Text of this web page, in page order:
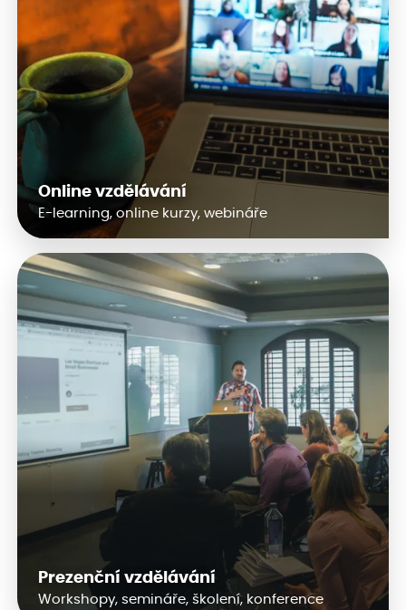
Online vzdělávání
E-learning, online kurzy, webináře
Prezenční vzdělávání
Workshopy, semináře, školení, konference